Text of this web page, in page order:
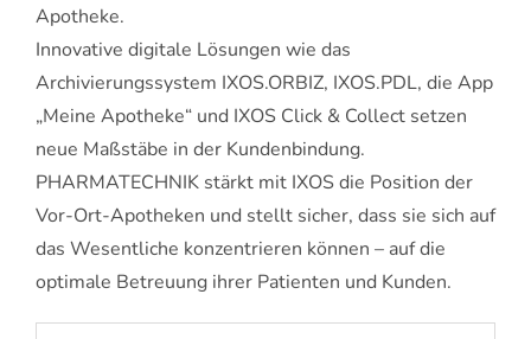
Apotheke.
Innovative digitale Lösungen wie das
Archivierungssystem IXOS.ORBIZ, IXOS.PDL, die App
„Meine Apotheke“ und IXOS Click & Collect setzen
neue Maßstäbe in der Kundenbindung.
PHARMATECHNIK stärkt mit IXOS die Position der
Vor-Ort-Apotheken und stellt sicher, dass sie sich auf
das Wesentliche konzentrieren können – auf die
optimale Betreuung ihrer Patienten und Kunden.